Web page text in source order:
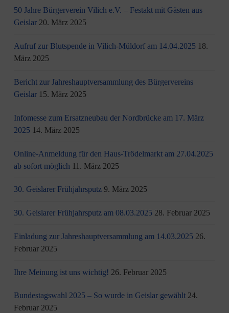
50 Jahre Bürgerverein Vilich e.V. – Festakt mit Gästen aus
Geislar 20. März 2025
Aufruf zur Blutspende in Vilich-Müldorf am 14.04.2025 18.
März 2025
Bericht zur Jahreshauptversammlung des Bürgervereins
Geislar 15. März 2025
Infomesse zum Ersatzneubau der Nordbrücke am 17. März
2025 14. März 2025
Online-Anmeldung für den Haus-Trödelmarkt am 27.04.2025
ab sofort möglich 11. März 2025
30. Geislarer Frühjahrsputz 9. März 2025
30. Geislarer Frühjahrsputz am 08.03.2025 28. Februar 2025
Einladung zur Jahreshauptversammlung am 14.03.2025 26.
Februar 2025
Ihre Meinung ist uns wichtig! 26. Februar 2025
Bundestagswahl 2025 – So wurde in Geislar gewählt 24.
Februar 2025